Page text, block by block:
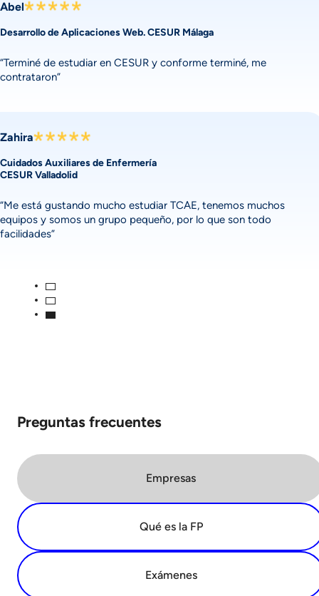
Abel
Desarrollo de Aplicaciones Web. CESUR Málaga
“Terminé de estudiar en CESUR y conforme terminé, me
contrataron”
Zahira
Cuidados Auxiliares de Enfermería
CESUR Valladolid
“Me está gustando mucho estudiar TCAE, tenemos muchos
equipos y somos un grupo pequeño, por lo que son todo
facilidades”
Preguntas frecuentes
Empresas
Qué es la FP
Exámenes